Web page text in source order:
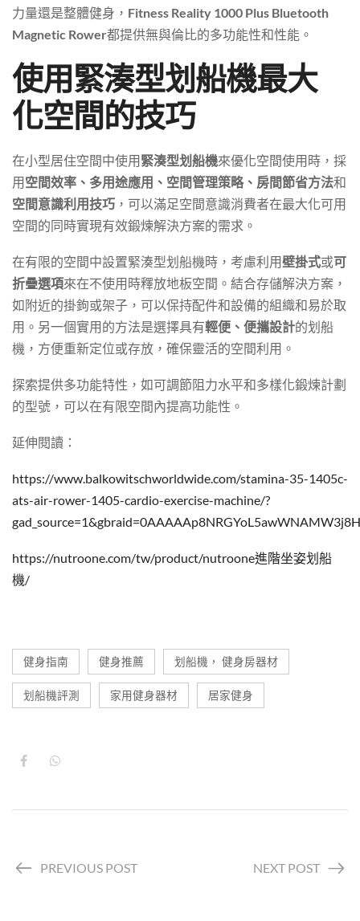
力量還是整體健身， Fitness Reality 1000 Plus Bluetooth
Magnetic Rower都提供無與倫比的多功能性和性能。
使用緊湊型划船機最大
化空間的技巧
在小型居住空間中使用緊湊型划船機來優化空間使用時，採
用空間效率、多用途應用、空間管理策略、房間節省方法和
空間意識利用技巧 ，可以滿足空間意識消費者在最大化可用
空間的同時實現有效鍛煉解決方案的需求。
在有限的空間中設置緊湊型划船機時，考慮利用壁掛式或可
折疊選項來在不使用時釋放地板空間。結合存儲解決方案，
如附近的掛鉤或架子，可以保持配件和設備的組織和易於取
用。另一個實用的方法是選擇具有輕便、便攜設計的划船
機，方便重新定位或存放，確保靈活的空間利用。
探索提供多功能特性，如可調節阻力水平和多樣化鍛煉計劃
的型號，可以在有限空間內提高功能性。
延伸閱讀：
https://www.balkowitschworldwide.com/stamina-35-1405c-
ats-air-rower-1405-cardio-exercise-machine/?
https://nutroone.com/tw/product/nutroone進階坐姿划船
機/
健身指南 健身推薦 划船機， 健身房器材
划船機評測 家用健身器材 居家健身
PREVIOUS POST NEXT POST